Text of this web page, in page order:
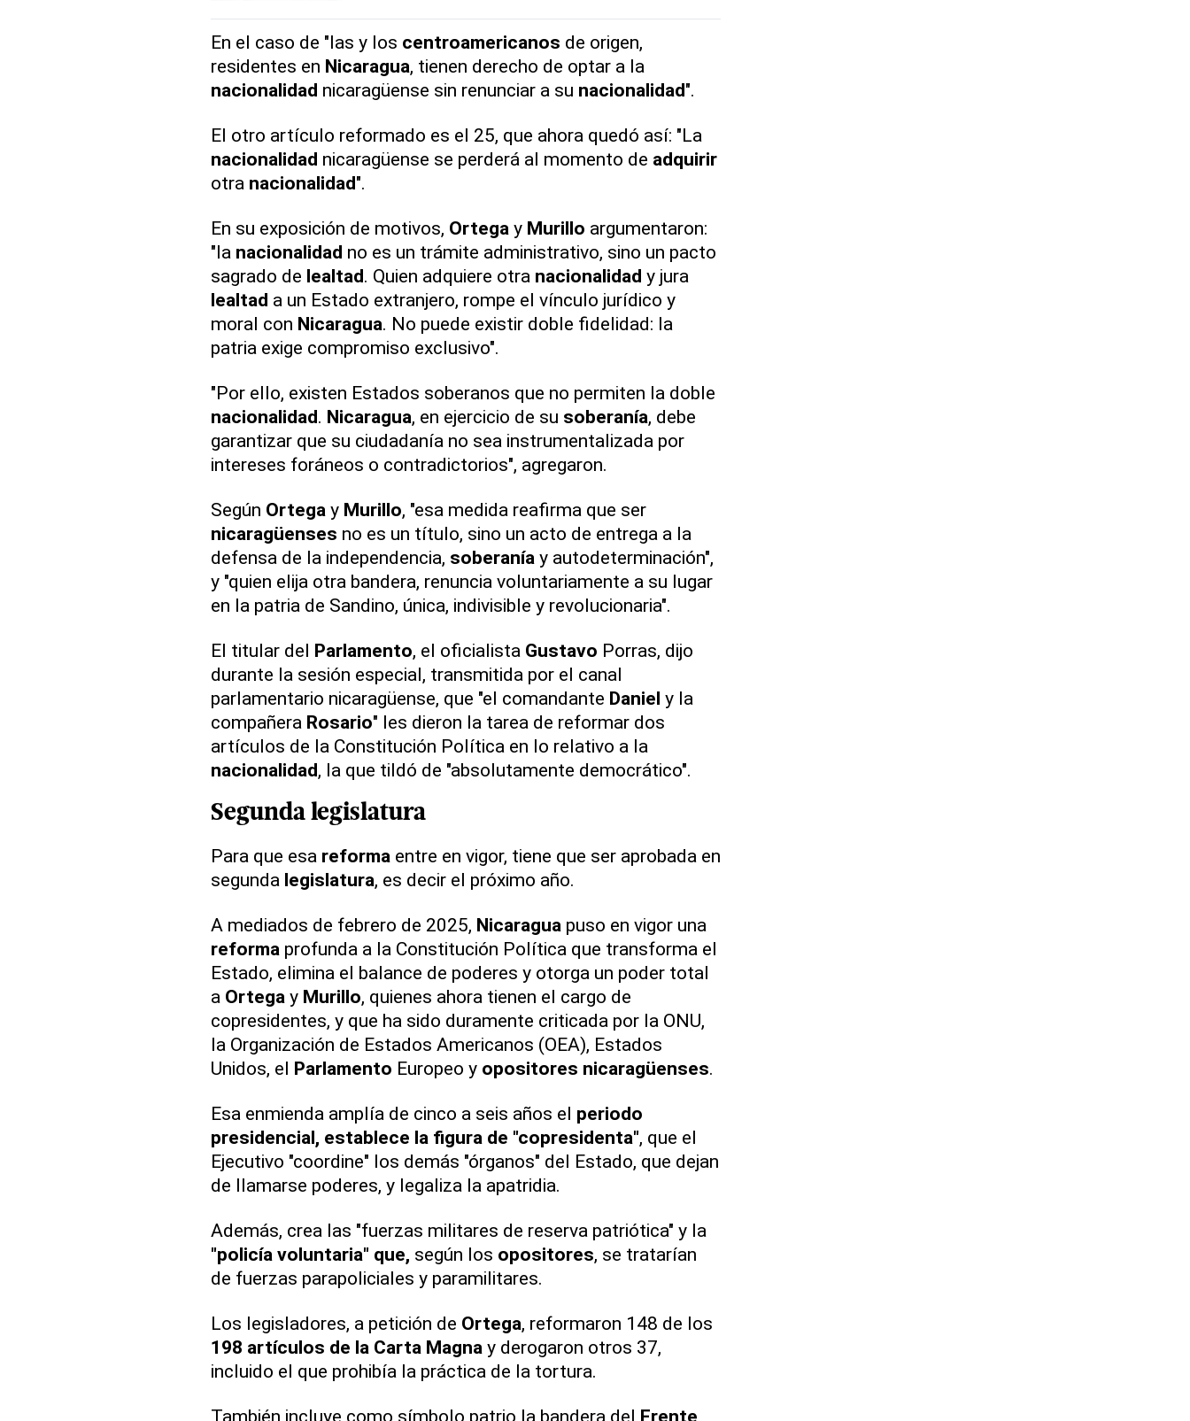
En el caso de "las y los centroamericanos de origen,
residentes en Nicaragua, tienen derecho de optar a la
nacionalidad nicaragüense sin renunciar a su nacionalidad".
El otro artículo reformado es el 25, que ahora quedó así: "La
nacionalidad nicaragüense se perderá al momento de adquirir
otra nacionalidad".
En su exposición de motivos, Ortegay Murillo argumentaron:
"la nacionalidad no es un trámite administrativo, sino un pacto
sagrado de lealtad. Quien adquiere otra nacionalidad y jura
lealtad a un Estado extranjero, rompe el vínculo jurídico y
moral con Nicaragua. No puede existir doble fidelidad: la
patria exige compromiso exclusivo".
"Por ello, existen Estados soberanos que no permiten la doble
nacionalidad. Nicaragua, en ejercicio de su soberanía, debe
garantizar que su ciudadanía no sea instrumentalizada por
intereses foráneos o contradictorios", agregaron.
Según Ortegay Murillo, "esa medida reafirma que ser
nicaragüenses no es un título, sino un acto de entrega a la
defensa de la independencia, soberaníay autodeterminación",
y "quien elija otra bandera, renuncia voluntariamente a su lugar
en la patria de Sandino, única, indivisible y revolucionaria".
El titular del Parlamento, el oficialista Gustavo Porras, dijo
durante la sesión especial, transmitida por el canal
parlamentario nicaragüense, que "el comandante Daniel y la
compañera Rosario" les dieron la tarea de reformar dos
artículos de la Constitución Política en lo relativo a la
nacionalidad, la que tildó de "absolutamente democrático".
Segunda legislatura
Para que esa reforma entre en vigor, tiene que ser aprobada en
segunda legislatura, es decir el próximo año.
A mediados de febrero de 2025, Nicaragua puso en vigor una
reforma profunda a la Constitución Política que transforma el
Estado, elimina el balance de poderes y otorga un poder total
a Ortega y Murillo, quienes ahora tienen el cargo de
copresidentes, y que ha sido duramente criticada por la ONU,
la Organización de Estados Americanos (OEA), Estados
Unidos, el Parlamento Europeo y opositores nicaragüenses.
Esa enmienda amplía de cinco a seis años el periodo
presidencial, establece la figura de "copresidenta", que el
Ejecutivo "coordine" los demás "órganos" del Estado, que dejan
de llamarse poderes, y legaliza la apatridia.
Además, crea las "fuerzas militares de reserva patriótica" y la
"policía voluntaria" que, según los opositores, se tratarían
de fuerzas parapoliciales y paramilitares.
Los legisladores, a petición de Ortega, reformaron 148 de los
198 artículos de la Carta Magna y derogaron otros 37,
incluido el que prohibía la práctica de la tortura.
También incluye como símbolo patrio la bandera del Frente